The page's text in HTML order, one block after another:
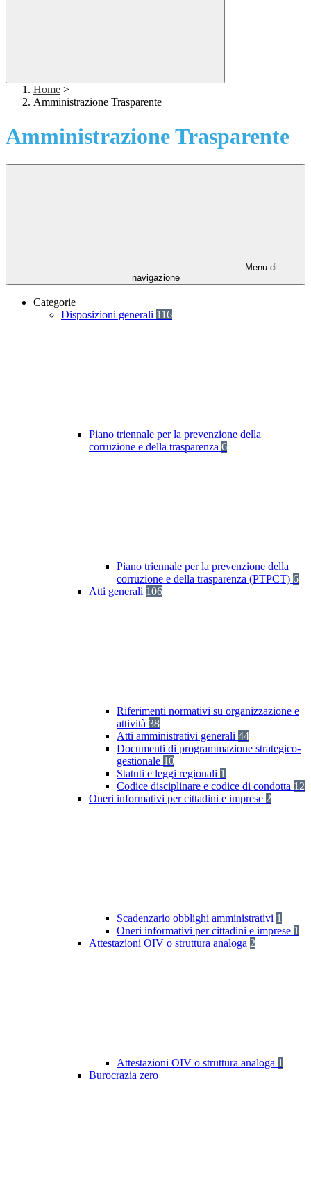
Home >
Amministrazione Trasparente
Amministrazione Trasparente
Menu di
navigazione
Categorie
Disposizioni generali 116
Piano triennale per la prevenzione della
corruzione e della trasparenza 6
Piano triennale per la prevenzione della
corruzione e della trasparenza (PTPCT) 6
Atti generali 106
Riferimenti normativi su organizzazione e
attività 38
Atti amministrativi generali 44
Documenti di programmazione strategico-
gestionale 10
Statuti e leggi regionali 1
Codice disciplinare e codice di condotta 12
Oneri informativi per cittadini e imprese 2
Scadenzario obblighi amministrativi 1
Oneri informativi per cittadini e imprese 1
Attestazioni OIV o struttura analoga 2
Attestazioni OIV o struttura analoga 1
Burocrazia zero